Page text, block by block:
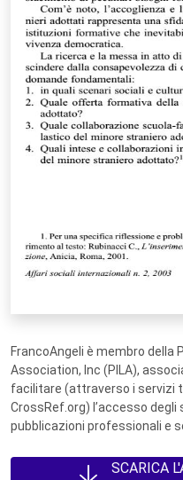
FrancoAngeli è membro della
Association, Inc (PILA),
facilitare (attraverso i servizi
CrossRef.org) l’accesso
pubblicazioni professionali e
SCARICA